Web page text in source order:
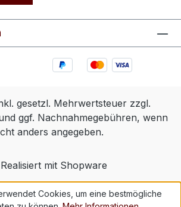
gesetzl. Mehrwertsteuer zzgl.
ggf. Nachnahmegebühren, wenn
anders angegeben.
Realisiert mit Shopware
Cookies, um eine bestmögliche